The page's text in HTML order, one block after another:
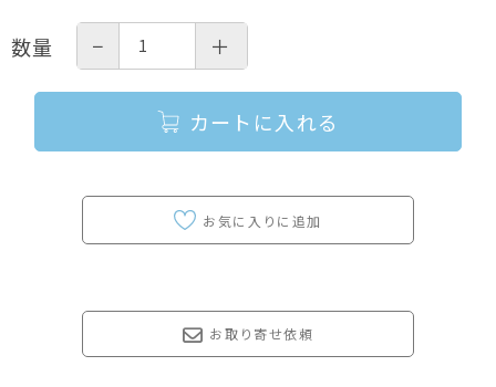
数量 − ＋
カートに入れる
お取り寄せ依頼